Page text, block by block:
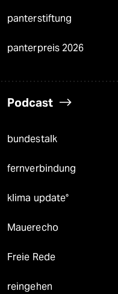
panterstiftung
panterpreis 2026
Podcast
bundestalk
fernverbindung
klima update°
Mauerecho
Freie Rede
reingehen